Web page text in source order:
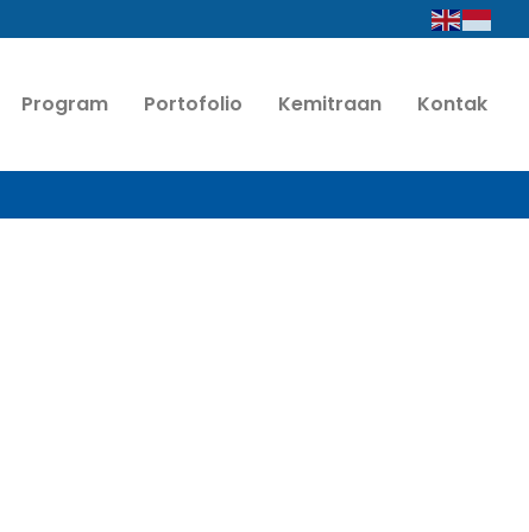
Program Portofolio Kemitraan Kontak